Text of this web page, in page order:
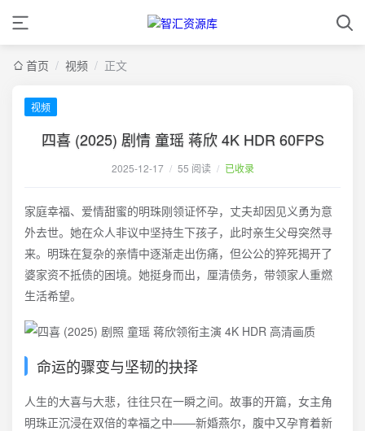
首页 / 视频 / 正文
视频
四喜 (2025) 剧情 童瑶 蒋欣 4K HDR 60FPS
2025-12-17 / 55 阅读 / 已收录
家庭幸福、爱情甜蜜的明珠刚领证怀孕，丈夫却因见义勇为意
外去世。她在众人非议中坚持生下孩子，此时亲生父母突然寻
来。明珠在复杂的亲情中逐渐走出伤痛，但公公的猝死揭开了
婆家资不抵债的困境。她挺身而出，厘清债务，带领家人重燃
生活希望。
命运的骤变与坚韧的抉择
人生的大喜与大悲，往往只在一瞬之间。故事的开篇，女主角
明珠正沉浸在双倍的幸福之中——新婚燕尔，腹中又孕育着新